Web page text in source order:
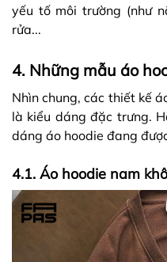
yếu tố môi trường (như
rửa...
4. Những mẫu áo
Nhìn chung, các thiết kế
là kiểu dáng đặc trưng.
dáng áo hoodie đang
4.1. Áo hoodie nam